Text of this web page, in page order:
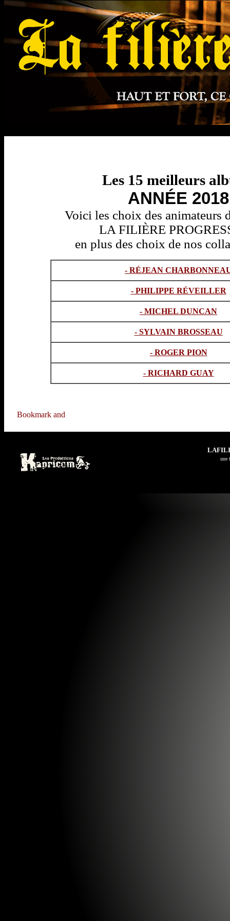
Les 15 meilleurs
ANNÉE 2018
Voici les choix des animateurs
LA FILIÈRE
en plus des choix de nos
- RÉJEAN
- PHILIPPE RÉVEILLER
- MICHEL DUNCAN
- SYLVAIN BROSSEAU
- ROGER PION
- RICHARD GUAY
une